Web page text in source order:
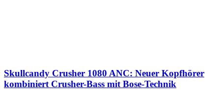
Skullcandy Crusher 1080 ANC: Neuer Kopfhörer
kombiniert Crusher-Bass mit Bose-Technik